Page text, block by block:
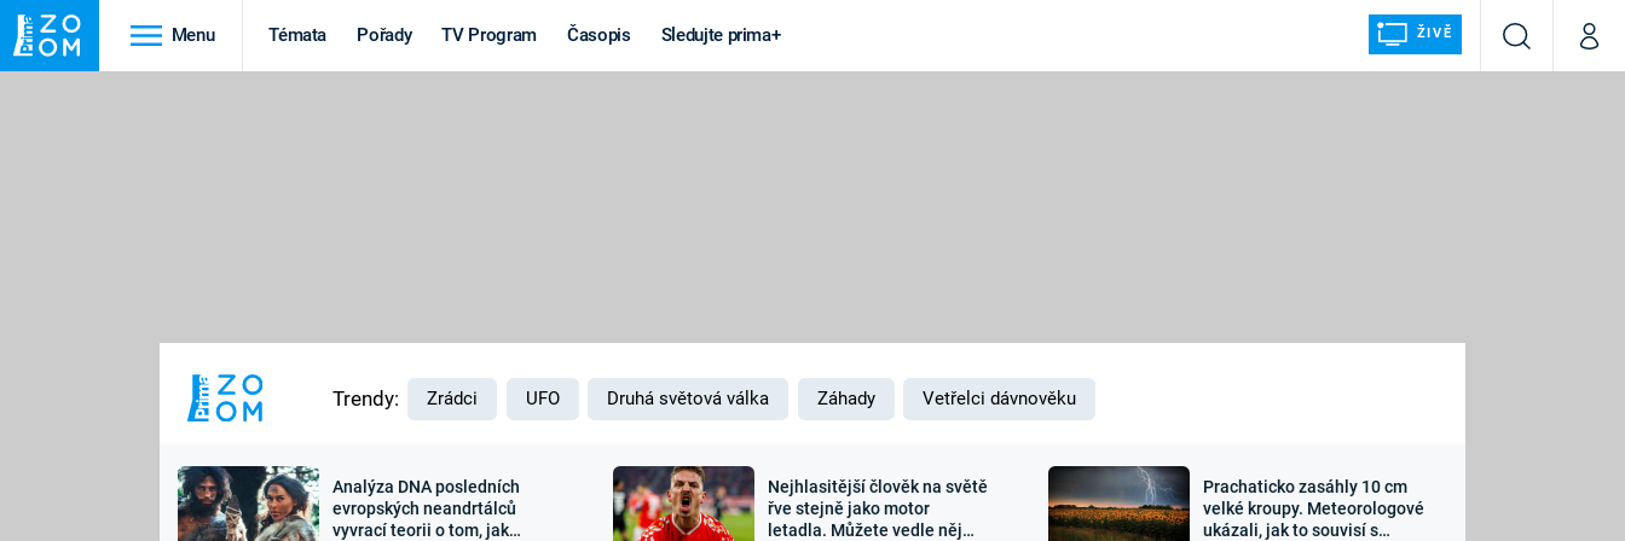
Menu Témata Pořady TV Program Časopis Sledujte prima+ ŽIVĚ
VyhledáváníMůj
MARS
Výročí
Záhady a
Zajímavosti Sledujte nás
Trendy: Zrádci UFO Druhá světová válka Záhady Vetřelci dávnověku
Analýza DNA posledních
evropských neandrtálců
vyvrací teorii o tom, jak
Nejhlasitější člověk na světě
řve stejně jako motor
letadla. Můžete vedle něj
Prachaticko zasáhly 10 cm
velké kroupy. Meteorologové
ukázali, jak to souvisí s